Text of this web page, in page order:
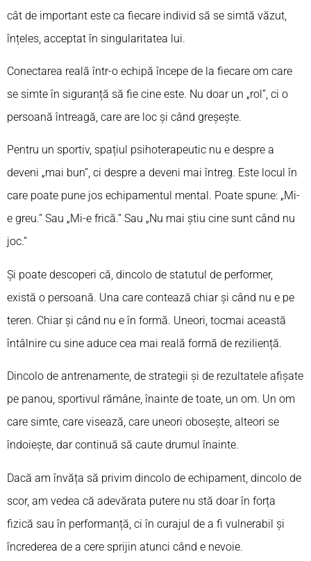
cât de important este ca fiecare individ să se simtă văzut,
înțeles, acceptat în singularitatea lui.
Conectarea reală într-o echipă începe de la fiecare om care
se simte în siguranță să fie cine este. Nu doar un „rol”, ci o
persoană întreagă, care are loc și când greșește.
Pentru un sportiv, spațiul psihoterapeutic nu e despre a
deveni „mai bun”, ci despre a deveni mai întreg. Este locul în
care poate pune jos echipamentul mental. Poate spune: „Mi-
e greu.” Sau „Mi-e frică.” Sau „Nu mai știu cine sunt când nu
joc.”
Și poate descoperi că, dincolo de statutul de performer,
există o persoană. Una care contează chiar și când nu e pe
teren. Chiar și când nu e în formă. Uneori, tocmai această
întâlnire cu sine aduce cea mai reală formă de reziliență.
Dincolo de antrenamente, de strategii și de rezultatele afișate
pe panou, sportivul rămâne, înainte de toate, un om. Un om
care simte, care visează, care uneori obosește, alteori se
îndoiește, dar continuă să caute drumul înainte.
Dacă am învăța să privim dincolo de echipament, dincolo de
scor, am vedea că adevărata putere nu stă doar în forța
fizică sau în performanță, ci în curajul de a fi vulnerabil și
încrederea de a cere sprijin atunci când e nevoie.